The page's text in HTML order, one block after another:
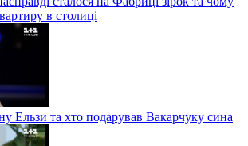
в столиці
Ельзи та хто подарував Вакарчуку сина